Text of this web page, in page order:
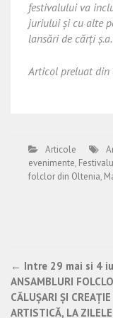
festivalului va
juriului şi cu alte
lansări de cărţi ş.a.
Articol preluat
Articole
evenimente,
folclor din Oltenia,
Post
navigation
← Intre 29 mai si 4
ANSAMBLURI
CĂLUȘARI ȘI CREAȚIE
ARTISTICĂ, LA ZILELE